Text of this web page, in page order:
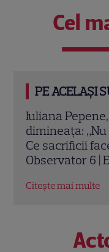
Cel
PE ACELAȘI
Poftiți pe la noi
iulie 2026: Iulia
intră în
pregătește
Citește mai multe